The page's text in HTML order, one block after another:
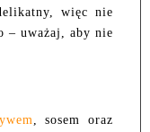
więc nie
– uważaj, aby nie
, sosem oraz